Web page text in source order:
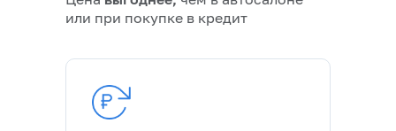
или при покупке в кредит